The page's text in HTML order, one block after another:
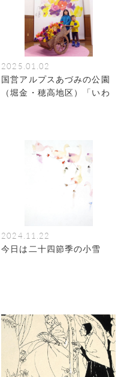
2025.01.02
国営アルプスあづみの公園
（堀金・穂高地区）「いわ
2024.11.22
今日は二十四節季の小雪